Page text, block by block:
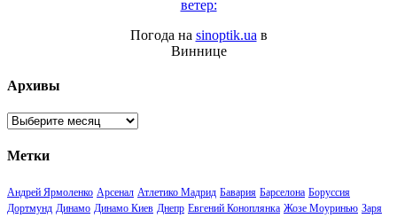
ветер:
Погода на sinoptik.ua в
Виннице
Архивы
Архивы
Метки
Андрей Ярмоленко Арсенал Атлетико Мадрид Бавария Барселона Боруссия
Дортмунд Динамо Динамо Киев Днепр Евгений Коноплянка Жозе Моуринью Заря